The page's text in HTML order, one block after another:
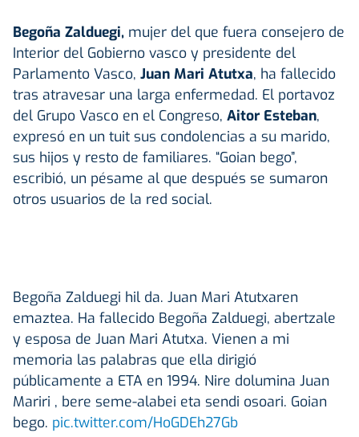
Begoña Zalduegi, mujer del que fuera consejero de
Interior del Gobierno vasco y presidente del
Parlamento Vasco, Juan Mari Atutxa, ha fallecido
tras atravesar una larga enfermedad. El portavoz
del Grupo Vasco en el Congreso, Aitor Esteban,
expresó en un tuit sus condolencias a su marido,
sus hijos y resto de familiares. “Goian bego”,
escribió, un pésame al que después se sumaron
otros usuarios de la red social.
Begoña Zalduegi hil da. Juan Mari Atutxaren
emaztea. Ha fallecido Begoña Zalduegi, abertzale
y esposa de Juan Mari Atutxa. Vienen a mi
memoria las palabras que ella dirigió
públicamente a ETA en 1994. Nire dolumina Juan
Mariri , bere seme-alabei eta sendi osoari. Goian
bego. pic.twitter.com/HoGDEh27Gb